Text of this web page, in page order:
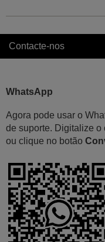
Contacte-nos
WhatsApp
Agora pode usar o
de suporte. Digitalize o
ou clique no botão